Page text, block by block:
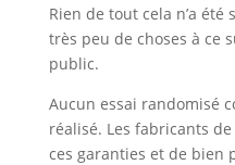
Rien de tout cela n’a
très peu de choses à ce
public.
Aucun essai randomisé
réalisé. Les fabricants
ces garanties et de bien